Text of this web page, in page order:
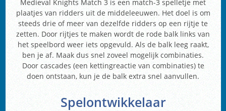
Medieval Knights Match 3 is een match-3 spelletje met
plaatjes van ridders uit de middeleeuwen. Het doel is om
steeds drie of meer van dezelfde ridders op een rijtje te
zetten. Door rijtjes te maken wordt de rode balk links van
het speelbord weer iets opgevuld. Als de balk leeg raakt,
ben je af. Maak dus snel zoveel mogelijk combinaties.
Door cascades (een kettingreactie van combinaties) te
doen ontstaan, kun je de balk extra snel aanvullen.
Spelontwikkelaar